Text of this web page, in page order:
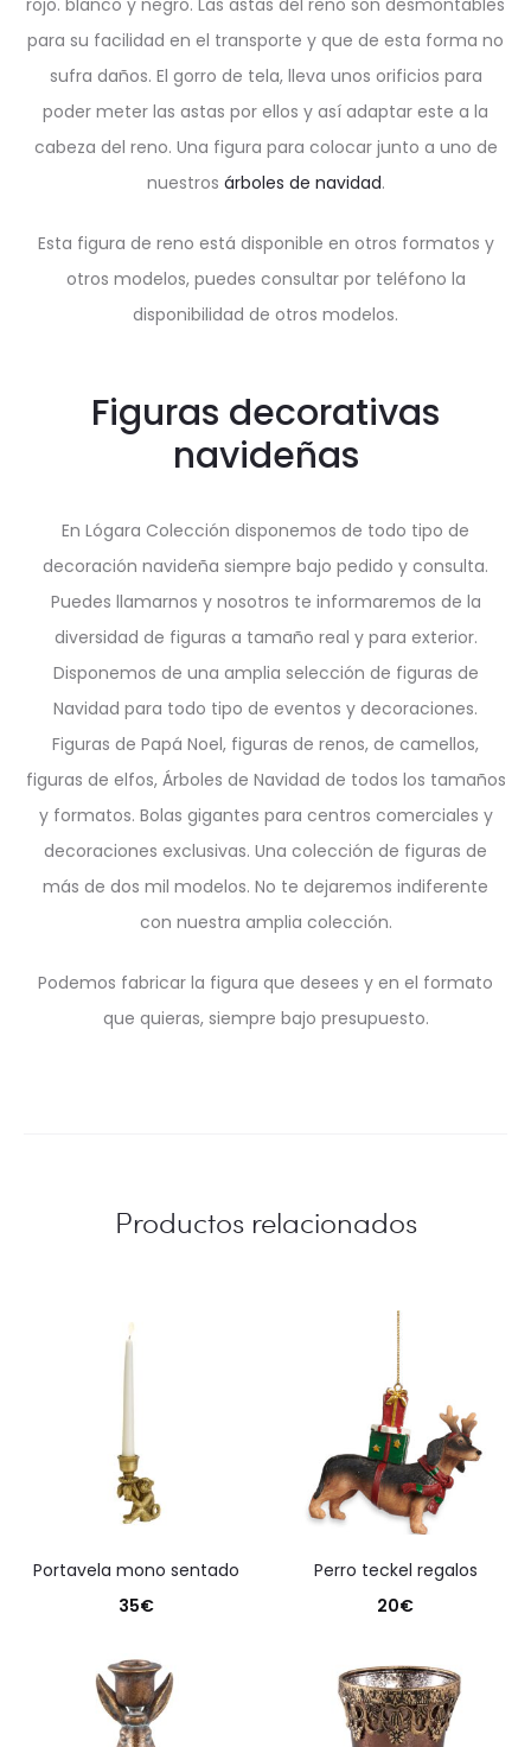
rojo. blanco y negro. Las astas del reno son desmontables
para su facilidad en el transporte y que de esta forma no
sufra daños. El gorro de tela, lleva unos orificios para
poder meter las astas por ellos y así adaptar este a la
cabeza del reno. Una figura para colocar junto a uno de
nuestros árboles de navidad.
Esta figura de reno está disponible en otros formatos y
otros modelos, puedes consultar por teléfono la
disponibilidad de otros modelos.
Figuras decorativas
navideñas
En Lógara Colección disponemos de todo tipo de
decoración navideña siempre bajo pedido y consulta.
Puedes llamarnos y nosotros te informaremos de la
diversidad de figuras a tamaño real y para exterior.
Disponemos de una amplia selección de figuras de
Navidad para todo tipo de eventos y decoraciones.
Figuras de Papá Noel, figuras de renos, de camellos,
figuras de elfos, Árboles de Navidad de todos los tamaños
y formatos. Bolas gigantes para centros comerciales y
decoraciones exclusivas. Una colección de figuras de
más de dos mil modelos. No te dejaremos indiferente
con nuestra amplia colección.
Podemos fabricar la figura que desees y en el formato
que quieras, siempre bajo presupuesto.
Productos relacionados
portavela mono sentado
35€
perro teckel regalos
20€